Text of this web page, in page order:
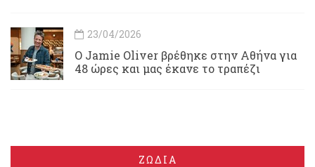
23/04/2026
Ο Jamie Oliver βρέθηκε στην Αθήνα για
48 ώρες και μας έκανε το τραπέζι
ΖΩΔΙΑ